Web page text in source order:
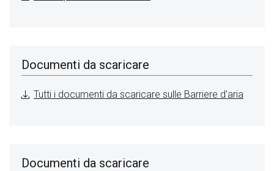
Documenti da scaricare
Tutti i documenti da scaricare sulle Barriere d'aria
Documenti da scaricare